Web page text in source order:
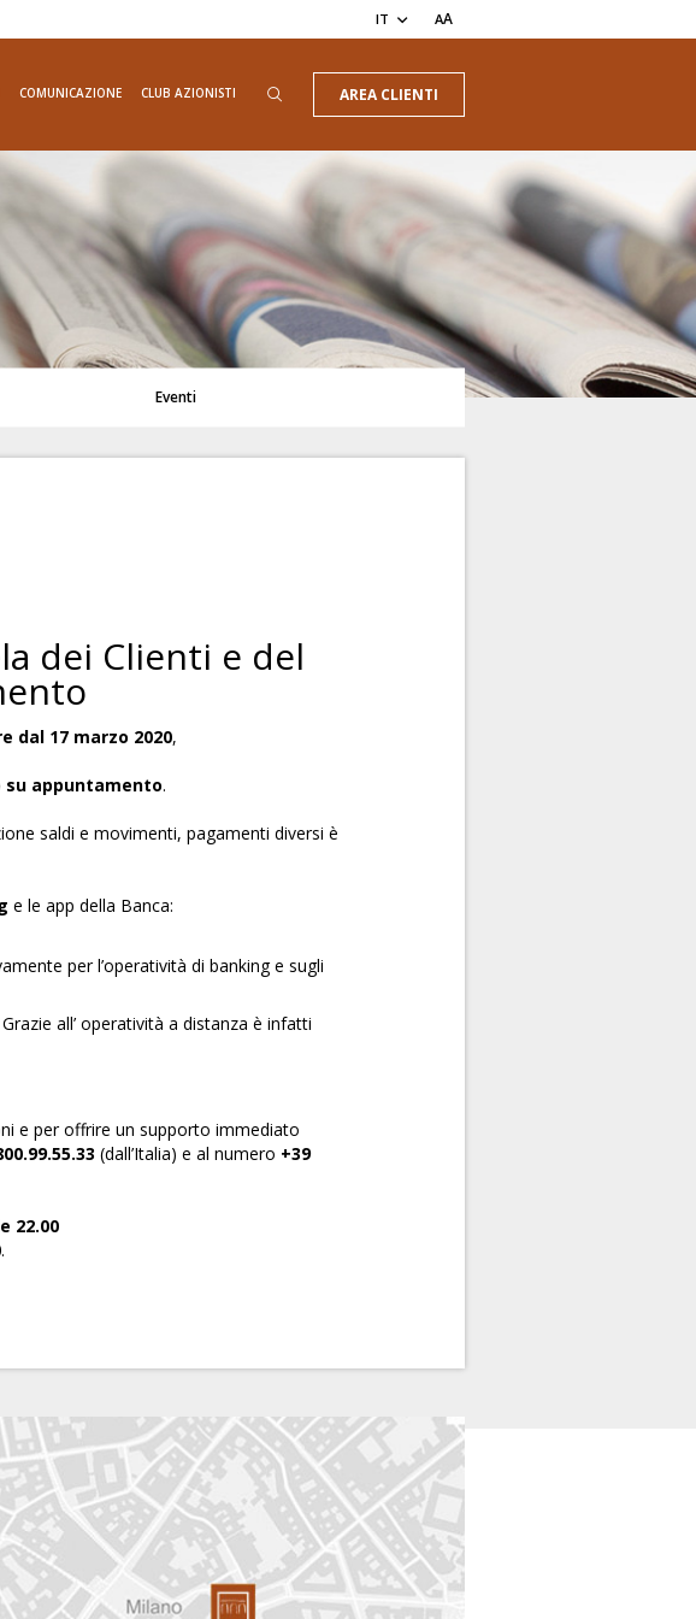
IT AA
COMUNICAZIONE CLUB AZIONISTI AREA CLIENTI
Eventi
dei Clienti e del
dal 17 marzo 2020,
su appuntamento.
saldi e movimenti, pagamenti diversi è
e le app della Banca:
per l’operatività di banking e sugli
all’ operatività a distanza è infatti
e per offrire un supporto immediato
(dall’Italia) e al numero +39
22.00
.